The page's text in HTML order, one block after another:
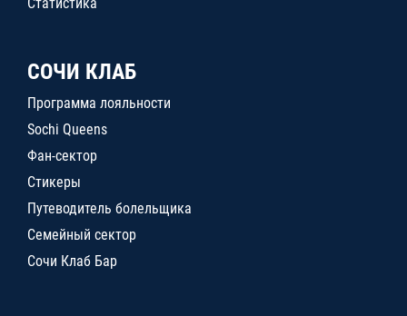
СОЧИ КЛАБ
Программа лояльности
Sochi Queens
Фан-сектор
Стикеры
Путеводитель болельщика
Семейный сектор
Сочи Клаб Бар